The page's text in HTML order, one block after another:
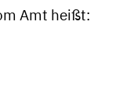
Amt heißt: